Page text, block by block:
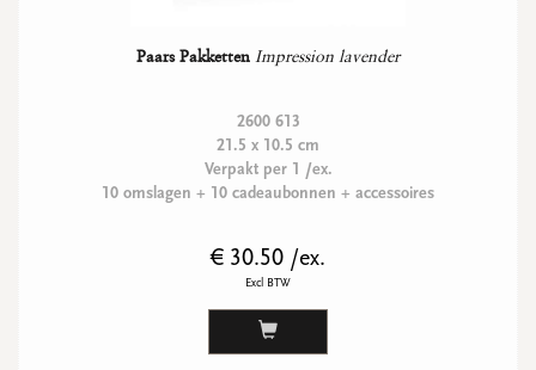
Paars Pakketten Impression lavender
2600 613
21.5 x 10.5 cm
Verpakt per 1 /ex.
10 omslagen + 10 cadeaubonnen + accessoires
€ 30.50 /ex.
Excl BTW